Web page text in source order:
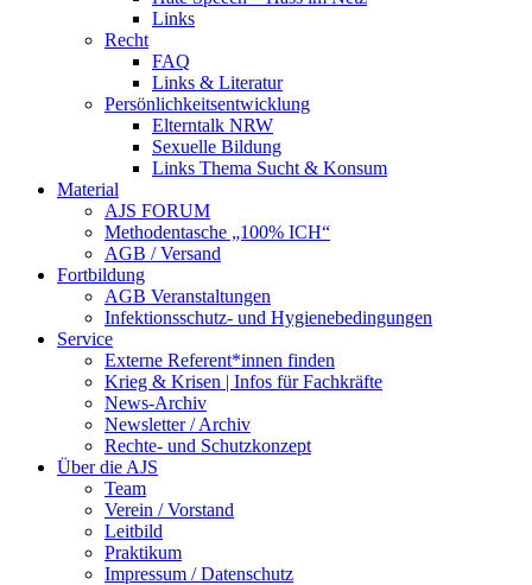
Links
Recht
FAQ
Links & Literatur
Persönlichkeitsentwicklung
Elterntalk NRW
Sexuelle Bildung
Links Thema Sucht & Konsum
Material
AJS FORUM
Methodentasche „100% ICH“
AGB / Versand
Fortbildung
AGB Veranstaltungen
Infektionsschutz- und Hygienebedingungen
Service
Externe Referent*innen finden
Krieg & Krisen | Infos für Fachkräfte
News-Archiv
Newsletter / Archiv
Rechte- und Schutzkonzept
Über die AJS
Team
Verein / Vorstand
Leitbild
Praktikum
Impressum / Datenschutz